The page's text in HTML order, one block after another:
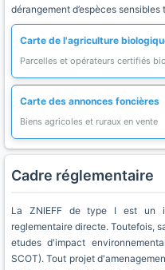
dérangement d’espèces
Carte de l'agriculture
Parcelles et opérateurs certifiés bio
Carte des annonces foncières
Biens agricoles et ruraux en vente
Cadre réglementaire
La ZNIEFF de type I est un
reglementaire directe. Toutefois,
etudes d'impact
SCOT). Tout projet